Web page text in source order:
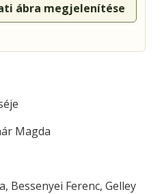
ábra megjelenítése
Magda
Bessenyei Ferenc, Gelley